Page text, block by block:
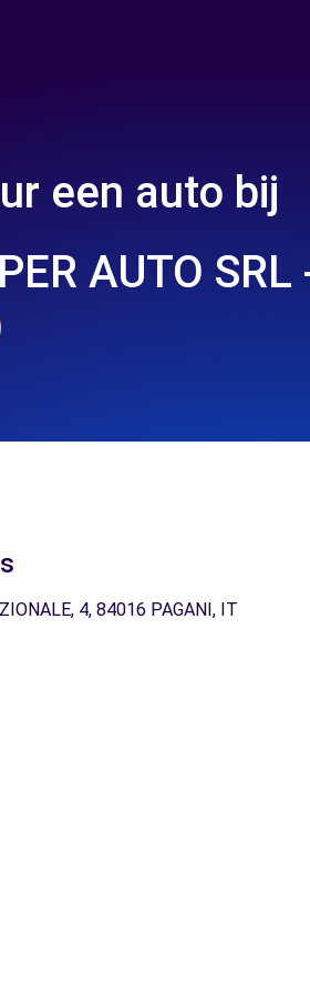
een auto bij
AUTO
4, 84016 PAGANI, IT